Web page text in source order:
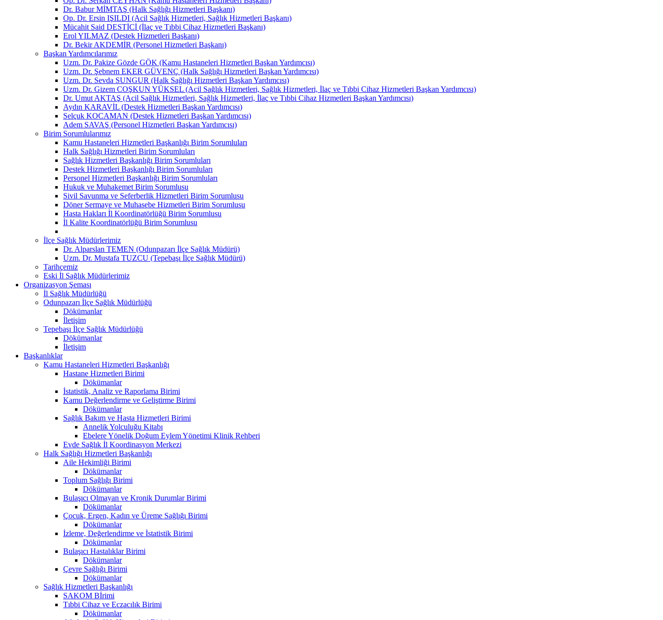
Dr. Babur MİMTAŞ (Halk Sağlığı Hizmetleri Başkanı)
Op. Dr. Ersin IŞILDI (Acil Sağlık Hizmetleri, Sağlık Hizmetleri Başkanı)
Mücahit Said DESTİCİ (İlaç ve Tıbbi Cihaz Hizmetleri Başkanı)
Erol YILMAZ (Destek Hizmetleri Başkanı)
Dr. Bekir AKDEMİR (Personel Hizmetleri Başkanı)
Başkan Yardımcılarımız
Uzm. Dr. Pakize Gözde GÖK (Kamu Hastaneleri Hizmetleri Başkan Yardımcısı)
Uzm. Dr. Şebnem EKER GÜVENÇ (Halk Sağlığı Hizmetleri Başkan Yardımcısı)
Uzm. Dr. Sevda SUNGUR (Halk Sağlığı Hizmetleri Başkan Yardımcısı)
Uzm. Dr. Gizem COŞKUN YÜKSEL (Acil Sağlık Hizmetleri, Sağlık Hizmetleri, İlaç ve Tıbbi Cihaz Hizmetleri Başkan Yardımcısı)
Dr. Umut AKTAŞ (Acil Sağlık Hizmetleri, Sağlık Hizmetleri, İlaç ve Tıbbi Cihaz Hizmetleri Başkan Yardımcısı)
Aydın KARAVİL (Destek Hizmetleri Başkan Yardımcısı)
Selçuk KOCAMAN (Destek Hizmetleri Başkan Yardımcısı)
Adem SAVAŞ (Personel Hizmetleri Başkan Yardımcısı)
Birim Sorumlularımız
Kamu Hastaneleri Hizmetleri Başkanlığı Birim Sorumluları
Halk Sağlığı Hizmetleri Birim Sorumluları
Sağlık Hizmetleri Başkanlığı Birim Sorumluları
Destek Hizmetleri Başkanlığı Birim Sorumluları
Personel Hizmetleri Başkanlığı Birim Sorumluları
Hukuk ve Muhakemet Birim Sorumlusu
Sivil Savunma ve Seferberlik Hizmetleri Birim Sorumlusu
Döner Sermaye ve Muhasebe Hizmetleri Birim Sorumlusu
Hasta Hakları İl Koordinatörlüğü Birim Sorumlusu
İl Kalite Koordinatörlüğü Birim Sorumlusu
İlçe Sağlık Müdürlerimiz
Dr. Alparslan TEMEN (Odunpazarı İlçe Sağlık Müdürü)
Uzm. Dr. Mustafa TUZCU (Tepebaşı İlçe Sağlık Müdürü)
Tarihçemiz
Eski İl Sağlık Müdürlerimiz
Organizasyon Şeması
İl Sağlık Müdürlüğü
Odunpazarı İlçe Sağlık Müdürlüğü
Dökümanlar
İletişim
Tepebaşı İlçe Sağlık Müdürlüğü
Dökümanlar
İletişim
Başkanlıklar
Kamu Hastaneleri Hizmetleri Başkanlığı
Hastane Hizmetleri Birimi
Dökümanlar
İstatistik, Analiz ve Raporlama Birimi
Kamu Değerlendirme ve Geliştirme Birimi
Dökümanlar
Sağlık Bakım ve Hasta Hizmetleri Birimi
Annelik Yolculuğu Kitabı
Ebelere Yönelik Doğum Eylem Yönetimi Klinik Rehberi
Evde Sağlık İl Koordinasyon Merkezi
Halk Sağlığı Hizmetleri Başkanlığı
Aile Hekimliği Birimi
Dökümanlar
Toplum Sağlığı Birimi
Dökümanlar
Bulaşıcı Olmayan ve Kronik Durumlar Birimi
Dökümanlar
Çocuk, Ergen, Kadın ve Üreme Sağlığı Birimi
Dökümanlar
İzleme, Değerlendirme ve İstatistik Birimi
Dökümanlar
Bulaşıcı Hastalıklar Birimi
Dökümanlar
Çevre Sağlığı Birimi
Dökümanlar
Sağlık Hizmetleri Başkanlığı
SAKOM Bİrimi
Tıbbi Cihaz ve Eczacılık Birimi
Dökümanlar